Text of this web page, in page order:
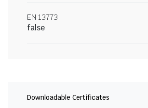
EN 13773
false
Downloadable Certificates